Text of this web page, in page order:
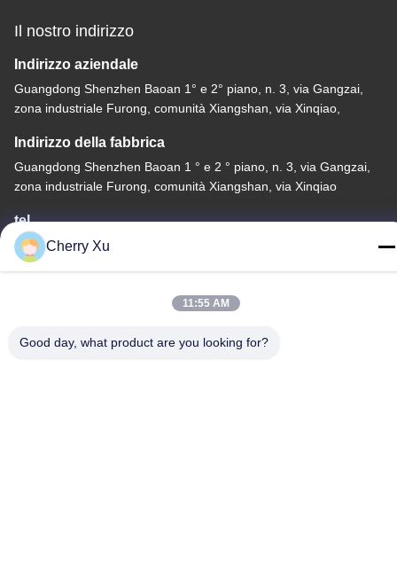
Il nostro indirizzo
Indirizzo aziendale
Guangdong Shenzhen Baoan 1° e 2° piano, n. 3, via Gangzai,
zona industriale Furong, comunità Xiangshan, via Xinqiao,
Indirizzo della fabbrica
Guangdong Shenzhen Baoan 1 ° e 2 ° piano, n. 3, via Gangzai,
zona industriale Furong, comunità Xiangshan, via Xinqiao
tel
86-0755-27097532-8:30
Cina Buona qualità Servizio di lavorazione CNC su misura
Cherry Xu
11:55 AM
Good day, what product are you looking for?